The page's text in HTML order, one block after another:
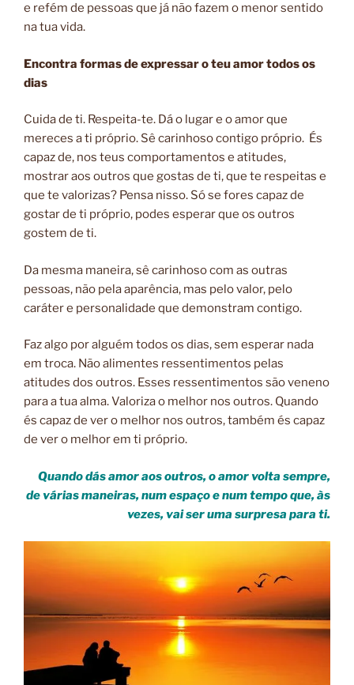
e refém de pessoas que já não fazem o menor sentido
na tua vida.
Encontra formas de expressar o teu amor todos os
dias
Cuida de ti. Respeita-te. Dá o lugar e o amor que
mereces a ti próprio. Sê carinhoso contigo próprio. És
capaz de, nos teus comportamentos e atitudes,
mostrar aos outros que gostas de ti, que te respeitas e
que te valorizas? Pensa nisso. Só se fores capaz de
gostar de ti próprio, podes esperar que os outros
gostem de ti.
Da mesma maneira, sê carinhoso com as outras
pessoas, não pela aparência, mas pelo valor, pelo
caráter e personalidade que demonstram contigo.
Faz algo por alguém todos os dias, sem esperar nada
em troca. Não alimentes ressentimentos pelas
atitudes dos outros. Esses ressentimentos são veneno
para a tua alma. Valoriza o melhor nos outros. Quando
és capaz de ver o melhor nos outros, também és capaz
de ver o melhor em ti próprio.
Quando dás amor aos outros, o amor volta sempre,
de várias maneiras, num espaço e num tempo que, às
vezes, vai ser uma surpresa para ti.